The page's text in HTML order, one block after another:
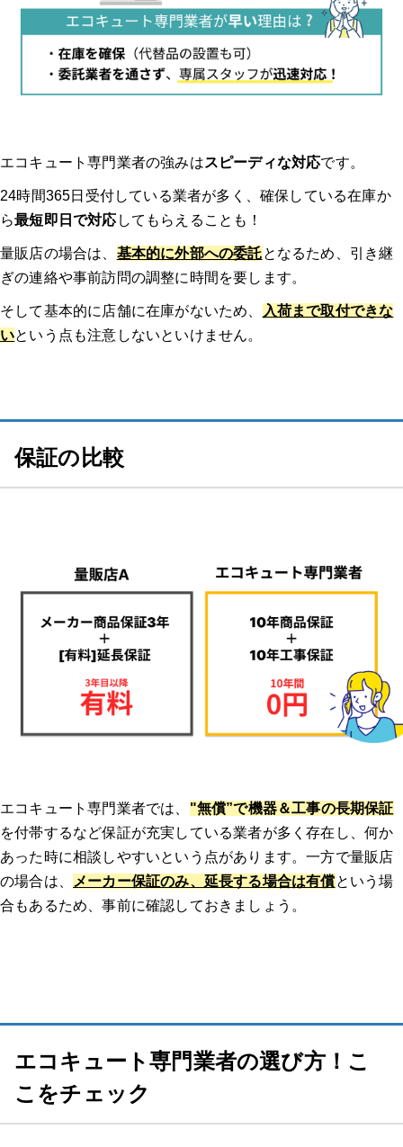
エコキュート専門業者の強みはスピーディな対応です。
24時間365日受付している業者が多く、確保している在庫か
ら最短即日で対応 してもらえることも！
量販店の場合は、 基本的に外部への委託となるため、引き継
ぎの連絡や事前訪問の調整に時間を要します。
そして基本的に店舗に在庫がないため、
入荷まで取付できな
いという点も注意しないといけません。
保証の比較
エコキュート専門業者では、 "無償”で機器＆工事の長期保証
を付帯するなど保証が充実している業者が多く存在し、何か
あった時に相談しやすいという点があります。一方で量販店
の場合は、
メーカー保証のみ、延長する場合は有償という場
合もあるため、事前に確認しておきましょう。
エコキュート専門業者の選び方！こ
こをチェック